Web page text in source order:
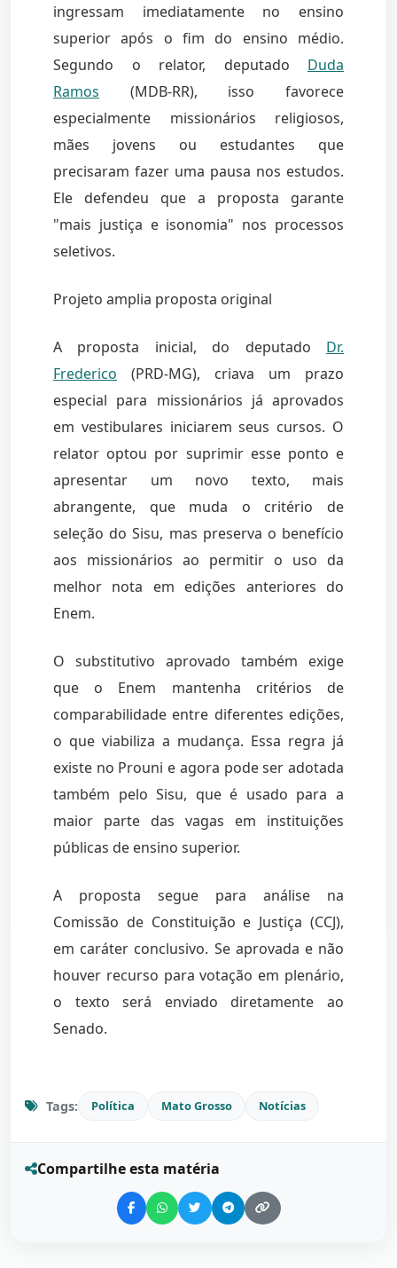
ingressam imediatamente no ensino
superior após o fim do ensino médio.
Segundo o relator, deputado Duda
Ramos (MDB-RR), isso favorece
especialmente missionários religiosos,
mães jovens ou estudantes que
precisaram fazer uma pausa nos estudos.
Ele defendeu que a proposta garante
"mais justiça e isonomia" nos processos
seletivos.
Projeto amplia proposta original
A proposta inicial, do deputado Dr.
Frederico (PRD-MG), criava um prazo
especial para missionários já aprovados
em vestibulares iniciarem seus cursos. O
relator optou por suprimir esse ponto e
apresentar um novo texto, mais
abrangente, que muda o critério de
seleção do Sisu, mas preserva o benefício
aos missionários ao permitir o uso da
melhor nota em edições anteriores do
Enem.
O substitutivo aprovado também exige
que o Enem mantenha critérios de
comparabilidade entre diferentes edições,
o que viabiliza a mudança. Essa regra já
existe no Prouni e agora pode ser adotada
também pelo Sisu, que é usado para a
maior parte das vagas em instituições
públicas de ensino superior.
A proposta segue para análise na
Comissão de Constituição e Justiça (CCJ),
em caráter conclusivo. Se aprovada e não
houver recurso para votação em plenário,
o texto será enviado diretamente ao
Senado.
Tags: Política Mato Grosso Notícias
Compartilhe esta matéria